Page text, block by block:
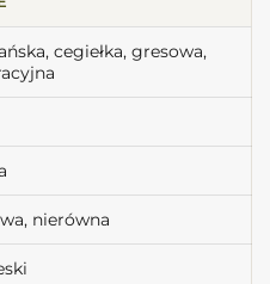
cegiełka, gresowa,
nierówna